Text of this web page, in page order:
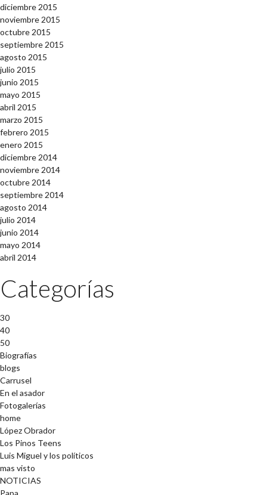
diciembre 2015
noviembre 2015
octubre 2015
septiembre 2015
agosto 2015
julio 2015
junio 2015
mayo 2015
abril 2015
marzo 2015
febrero 2015
enero 2015
diciembre 2014
noviembre 2014
octubre 2014
septiembre 2014
agosto 2014
julio 2014
junio 2014
mayo 2014
abril 2014
Categorías
30
40
50
Biografías
blogs
Carrusel
En el asador
Fotogalerías
home
López Obrador
Los Pinos Teens
Luis Miguel y los políticos
mas visto
NOTICIAS